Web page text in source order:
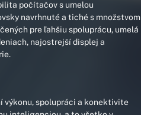
počítačov s umelou
navrhnuté a tiché s množstvom
pre ľahšiu spoluprácu, umelá
najostrejší displej a
výkonu, spolupráci a konektivite